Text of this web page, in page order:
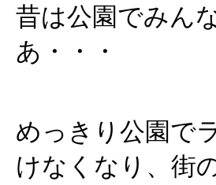
昔は公園でみん
あ・・・
めっきり公園で
けなくなり、街